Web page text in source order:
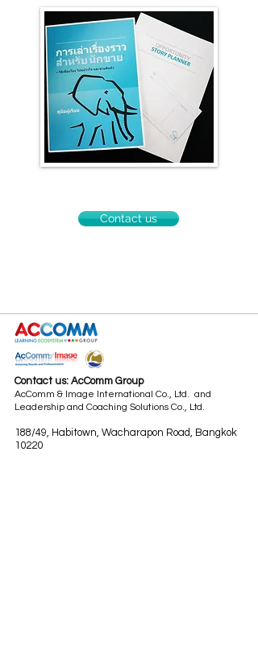
Contact us
Contact us: AcComm Group
AcComm & Image International Co., Ltd. and
Leadership and Coaching Solutions Co., Ltd.
188/49, Habitown, Wacharapon Road, Bangkok
10220